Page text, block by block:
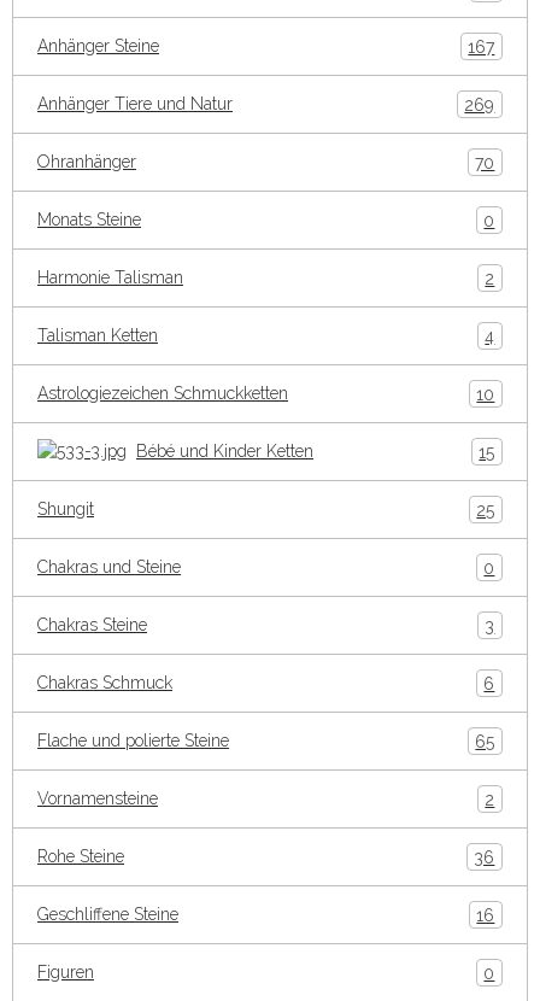
Anhänger Steine 167
Anhänger Tiere und Natur 269
Ohranhänger 70
Monats Steine 0
Harmonie Talisman 2
Talisman Ketten 4
Astrologiezeichen Schmuckketten 10
Bébé und Kinder Ketten 15
Shungit 25
Chakras und Steine 0
Chakras Steine 3
Chakras Schmuck 6
Flache und polierte Steine 65
Vornamensteine 2
Rohe Steine 36
Geschliffene Steine 16
Figuren 0